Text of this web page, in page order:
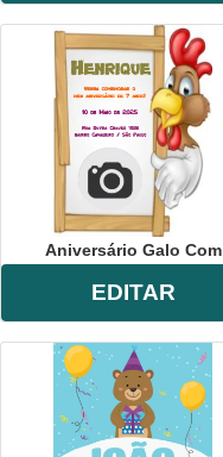
Aniversário Galo Com
EDITAR